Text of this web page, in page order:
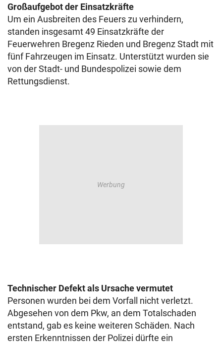
Großaufgebot der Einsatzkräfte
Um ein Ausbreiten des Feuers zu verhindern,
standen insgesamt 49 Einsatzkräfte der
Feuerwehren Bregenz Rieden und Bregenz Stadt mit
fünf Fahrzeugen im Einsatz. Unterstützt wurden sie
von der Stadt- und Bundespolizei sowie dem
Rettungsdienst.
Technischer Defekt als Ursache vermutet
Personen wurden bei dem Vorfall nicht verletzt.
Abgesehen von dem Pkw, an dem Totalschaden
entstand, gab es keine weiteren Schäden. Nach
ersten Erkenntnissen der Polizei dürfte ein